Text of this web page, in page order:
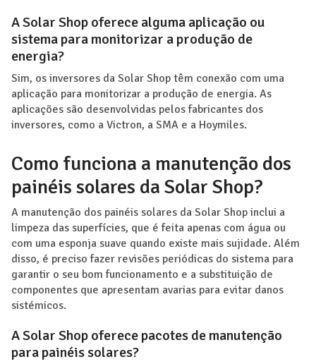
A Solar Shop oferece alguma aplicação ou
sistema para monitorizar a produção de
energia?
Sim, os inversores da Solar Shop têm conexão com uma
aplicação para monitorizar a produção de energia. As
aplicações são desenvolvidas pelos fabricantes dos
inversores, como a Victron, a SMA e a Hoymiles.
Como funciona a manutenção dos
painéis solares da Solar Shop?
A manutenção dos painéis solares da Solar Shop inclui a
limpeza das superfícies, que é feita apenas com água ou
com uma esponja suave quando existe mais sujidade. Além
disso, é preciso fazer revisões periódicas do sistema para
garantir o seu bom funcionamento e a substituição de
componentes que apresentam avarias para evitar danos
sistémicos.
A Solar Shop oferece pacotes de manutenção
para painéis solares?